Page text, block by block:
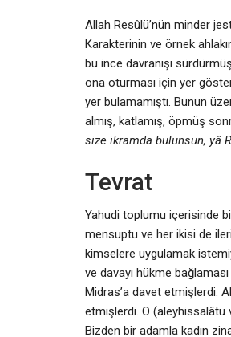
Allah Resûlü’nün minder
Karakterinin ve örnek
bu ince davranışı
ona oturması için yer
yer bulamamıştı. Bunun
almış, katlamış, öpmüş
size ikramda bulunsun, yâ
Tevrat
Yahudi toplumu içerisinde
mensuptu ve her ikisi de
kimselere uygulamak
ve davayı hükme
Midras’a davet etmişlerdi.
etmişlerdi. O (aleyhissalâtu
Bizden bir adamla kadın